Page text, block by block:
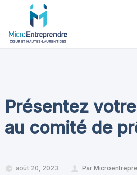
Présentez
au comité de
août 20, 2023 Par